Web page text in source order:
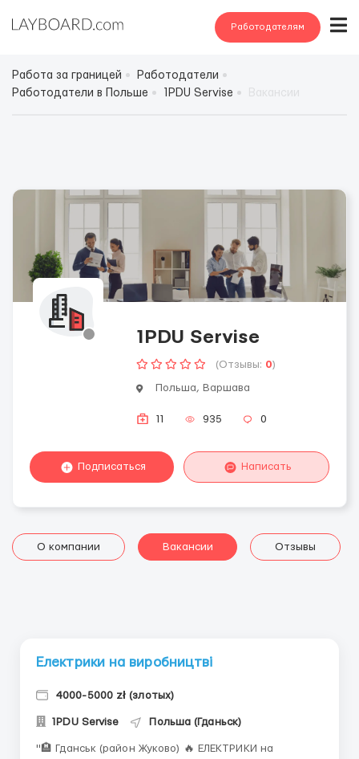
Работодателям
Работа за границей
Работодатели
Работодатели в Польше
1PDU Servise
1PDU Servise
(Отзывы: 0)
Польша, Варшава
11 935 0
Подписаться Написать
О компании Вакансии Отзывы
Електрики на виробництві
4000-5000 zł (злотых)
1PDU Servise Польша (Гданьск)
"🏨 Гданськ (район Жуково) 🔥 ЕЛЕКТРИКИ на